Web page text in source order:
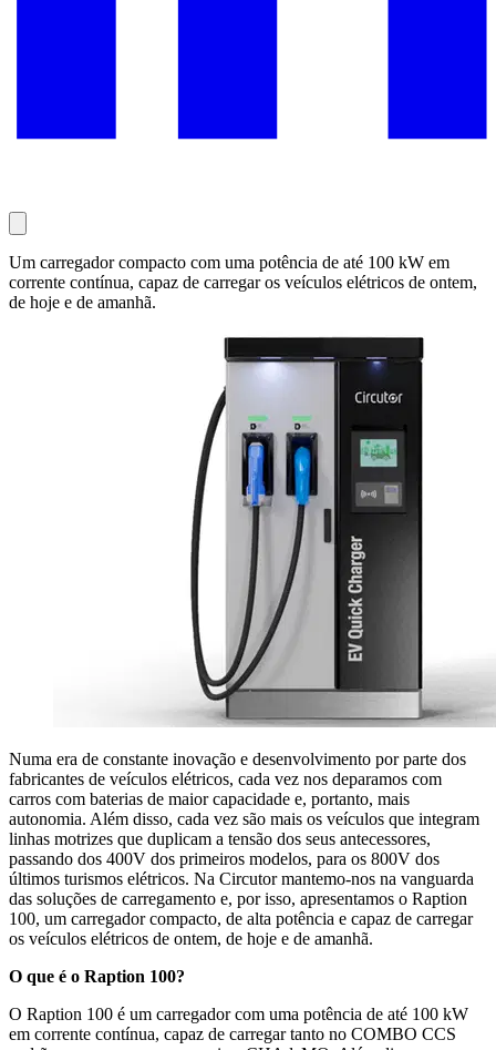
Um carregador compacto com uma potência de até 100 kW em
corrente contínua, capaz de carregar os veículos elétricos de ontem,
de hoje e de amanhã.
Numa era de constante inovação e desenvolvimento por parte dos
fabricantes de veículos elétricos, cada vez nos deparamos com
carros com baterias de maior capacidade e, portanto, mais
autonomia. Além disso, cada vez são mais os veículos que integram
linhas motrizes que duplicam a tensão dos seus antecessores,
passando dos 400V dos primeiros modelos, para os 800V dos
últimos turismos elétricos. Na Circutor mantemo-nos na vanguarda
das soluções de carregamento e, por isso, apresentamos o Raption
100, um carregador compacto, de alta potência e capaz de carregar
os veículos elétricos de ontem, de hoje e de amanhã.
O que é o Raption 100?
O Raption 100 é um carregador com uma potência de até 100 kW
em corrente contínua, capaz de carregar tanto no COMBO CCS